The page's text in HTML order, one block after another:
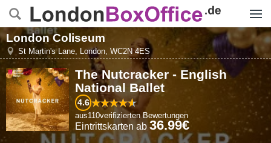
London Coliseum
St Martin's Lane, London, WC2N 4ES
The Nutcracker - English
National Ballet
4.6
aus110verifizierten Bewertungen
Eintrittskarten ab 36.99€